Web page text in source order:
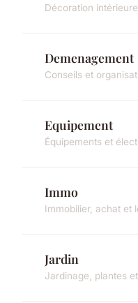
Décoration
Demenagement
Conseils et
Equipement
Équipements et
Immo
Immobilier, achat et
Jardin
Jardinage, plantes